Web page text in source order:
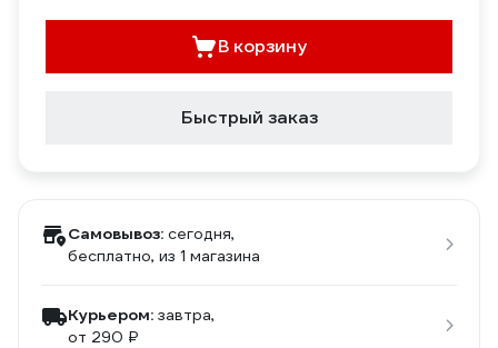
В корзину
Быстрый заказ
Самовывоз: сегодня,
бесплатно, из 1 магазина
Курьером: завтра,
от 290 ₽